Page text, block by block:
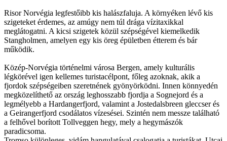
Risor Norvégia legfestőibb kis halászfaluja. A környéken lévő kis
szigeteket érdemes, az amúgy nem túl drága vízitaxikkal
meglátogatni. A kicsi szigetek közül szépségével kiemelkedik
Stangholmen, amelyen egy kis öreg épületben étterem és bár
működik.
Közép-Norvégia történelmi városa Bergen, amely kulturális
légkörével igen kellemes turistacélpont, főleg azoknak, akik a
fjordok szépségeiben szeretnének gyönyörködni. Innen könnyedén
megközelíthető az ország leghosszabb fjordja a Sognejord és a
legmélyebb a Hardangerfjord, valamint a Jostedalsbreen gleccser és
a Geirangerfjord csodálatos vízesései. Szintén nem messze található
a felhővel borított Tollveggen hegy, mely a hegymászók
paradicsoma.